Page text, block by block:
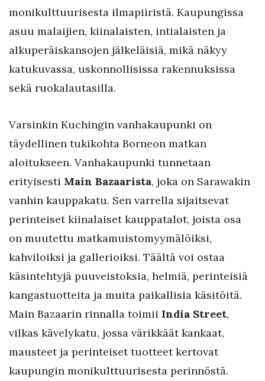
monikulttuurisesta ilmapiiristä. Kaupungissa
asuu malaijien, kiinalaisten, intialaisten ja
alkuperäiskansojen jälkeläisiä, mikä näkyy
katukuvassa, uskonnollisissa rakennuksissa
sekä ruokalautasilla.
Varsinkin Kuchingin vanhakaupunki on
täydellinen tukikohta Borneon matkan
aloitukseen. Vanhakaupunki tunnetaan
erityisesti Main Bazaarista, joka on Sarawakin
vanhin kauppakatu. Sen varrella sijaitsevat
perinteiset kiinalaiset kauppatalot, joista osa
on muutettu matkamuistomyymälöiksi,
kahviloiksi ja gallerioiksi. Täältä voi ostaa
käsintehtyjä puuveistoksia, helmiä, perinteisiä
kangastuotteita ja muita paikallisia käsitöitä.
Main Bazaarin rinnalla toimii India Street,
vilkas kävelykatu, jossa värikkäät kankaat,
mausteet ja perinteiset tuotteet kertovat
kaupungin monikulttuurisesta perinnöstä.